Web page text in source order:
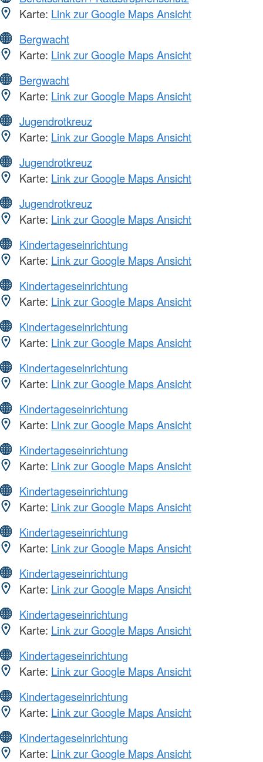
Karte: Link zur Google Maps Ansicht
Bergwacht
Karte: Link zur Google Maps Ansicht
Bergwacht
Karte: Link zur Google Maps Ansicht
Jugendrotkreuz
Karte: Link zur Google Maps Ansicht
Jugendrotkreuz
Karte: Link zur Google Maps Ansicht
Jugendrotkreuz
Karte: Link zur Google Maps Ansicht
Kindertageseinrichtung
Karte: Link zur Google Maps Ansicht
Kindertageseinrichtung
Karte: Link zur Google Maps Ansicht
Kindertageseinrichtung
Karte: Link zur Google Maps Ansicht
Kindertageseinrichtung
Karte: Link zur Google Maps Ansicht
Kindertageseinrichtung
Karte: Link zur Google Maps Ansicht
Kindertageseinrichtung
Karte: Link zur Google Maps Ansicht
Kindertageseinrichtung
Karte: Link zur Google Maps Ansicht
Kindertageseinrichtung
Karte: Link zur Google Maps Ansicht
Kindertageseinrichtung
Karte: Link zur Google Maps Ansicht
Kindertageseinrichtung
Karte: Link zur Google Maps Ansicht
Kindertageseinrichtung
Karte: Link zur Google Maps Ansicht
Kindertageseinrichtung
Karte: Link zur Google Maps Ansicht
Kindertageseinrichtung
Karte: Link zur Google Maps Ansicht